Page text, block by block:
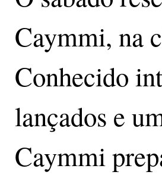
Caymmi, na
Conhecido
lançados e
Caymmi